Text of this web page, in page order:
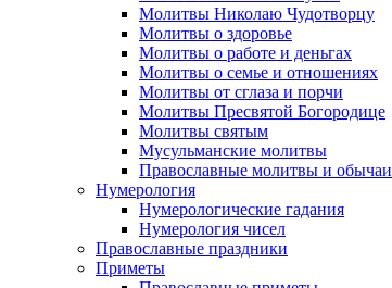
Молитвы Николаю Чудотворцу
Молитвы о здоровье
Молитвы о работе и деньгах
Молитвы о семье и отношениях
Молитвы от сглаза и порчи
Молитвы Пресвятой Богородице
Молитвы святым
Мусульманские молитвы
Православные молитвы и обычаи
Нумерология
Нумерологические гадания
Нумерология чисел
Православные праздники
Приметы